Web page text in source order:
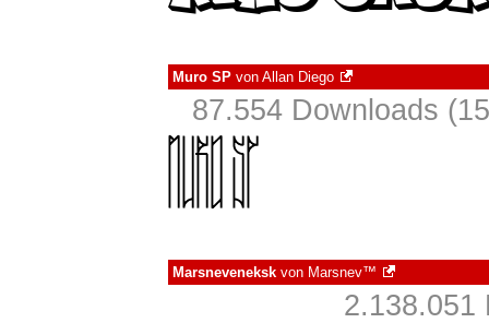
Muro SP von Allan Diego
87.554 Downloads
Marsneveneksk von Marsnev™
2.138.051